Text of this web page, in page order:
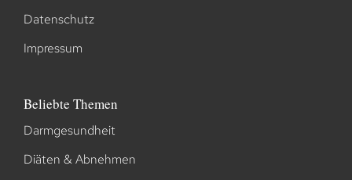
Datenschutz
Impressum
Beliebte Themen
Darmgesundheit
Diäten & Abnehmen